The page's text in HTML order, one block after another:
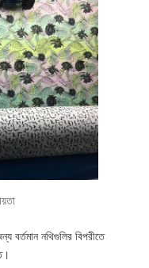
বর্তমান নথিগুলির বিপরীতে